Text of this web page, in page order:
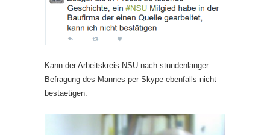
Kann der Arbeitskreis NSU nach stundenlanger
Befragung des Mannes per Skype ebenfalls nicht
bestaetigen.